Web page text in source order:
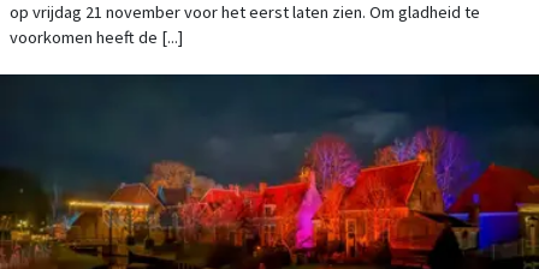
op vrijdag 21 november voor het eerst laten zien. Om gladheid te
voorkomen heeft de [...]